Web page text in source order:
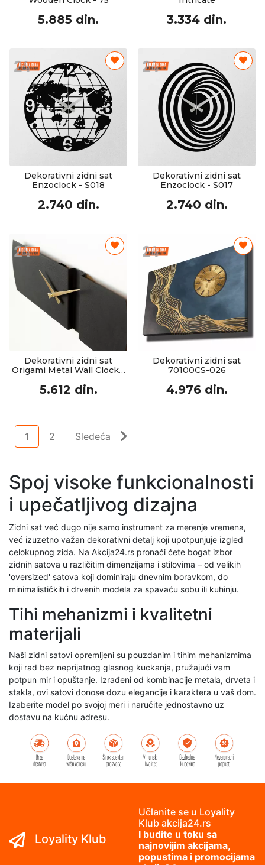
5.885 din. 3.334 din.
Dekorativni zidni sat
Enzoclock - S018
2.740 din.
Dekorativni zidni sat
Enzoclock - S017
2.740 din.
Dekorativni zidni sat
Origami Metal Wall Clock -
5.612 din.
Dekorativni zidni sat
70100CS-026
4.976 din.
1 2 Sledeća
Spoj visoke funkcionalnosti
i upečatljivog dizajna
Zidni sat već dugo nije samo instrument za merenje vremena,
već izuzetno važan dekorativni detalj koji upotpunjuje izgled
celokupnog zida. Na Akcija24.rs pronaći ćete bogat izbor
zidnih satova u različitim dimenzijama i stilovima – od velikih
'oversized' satova koji dominiraju dnevnim boravkom, do
minimalističkih i drvenih modela za spavaću sobu ili kuhinju.
Tihi mehanizmi i kvalitetni
materijali
Naši zidni satovi opremljeni su pouzdanim i tihim mehanizmima
koji rad bez neprijatnog glasnog kuckanja, pružajući vam
potpun mir i opuštanje. Izrađeni od kombinacije metala, drveta i
stakla, ovi satovi donose dozu elegancije i karaktera u vaš dom.
Izaberite model po svojoj meri i naručite jednostavno uz
dostavu na kućnu adresu.
Loyality Klub
Učlanite se u Loyality
Klub akcija24.rs
I budite u toku sa
najnovijim akcijama,
popustima i promocijama